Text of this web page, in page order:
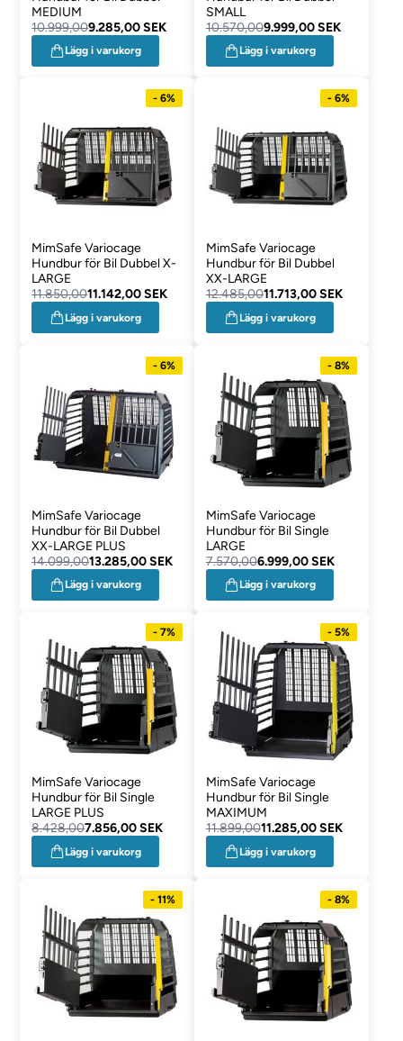
MEDIUM
10.999,009.285,00 SEK
Lägg i varukorg
SMALL
10.570,009.999,00 SEK
Lägg i varukorg
- 6%
MimSafe Variocage
Hundbur för Bil Dubbel X-
LARGE
11.850,0011.142,00 SEK
Lägg i varukorg
- 6%
MimSafe Variocage
Hundbur för Bil Dubbel
XX-LARGE
12.485,0011.713,00 SEK
Lägg i varukorg
- 6%
MimSafe Variocage
Hundbur för Bil Dubbel
XX-LARGE PLUS
14.099,0013.285,00 SEK
Lägg i varukorg
- 8%
MimSafe Variocage
Hundbur för Bil Single
LARGE
7.570,006.999,00 SEK
Lägg i varukorg
- 7%
MimSafe Variocage
Hundbur för Bil Single
LARGE PLUS
8.428,007.856,00 SEK
Lägg i varukorg
- 5%
MimSafe Variocage
Hundbur för Bil Single
MAXIMUM
11.899,0011.285,00 SEK
Lägg i varukorg
- 11% - 8%